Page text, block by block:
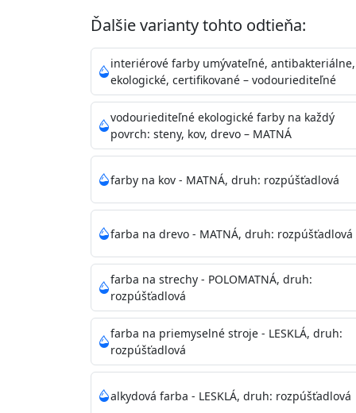
Je interiérová protiplesňová farba s iónmi
znižuje (o 99,9%) množstvo baktérií na
vysokými nárokmi na hygienickú
sály, potravinárske priestory, detské
vhodná aj do bežných priestorov.Je plne
zachovaní priedušnosti vodných pár z
vysokú výdatnosť a výborný rozliv. Je
Odtieň: Biela + je možné tónovať podľa RAL,
Informácie k aplikácií
Pred použitím farbu narieďte do 10%
vrstvu štetcom, valčekom alebo
4hod/23°C je možné aplikovať ďalšiu
teplotou sa doba schnutia predlžuje.
Neaplikujte pri teplote pod 5°C a nad
Ďalšie varianty tohto odtieňa:
interiérové farby umývateľné, antibakteriálne,
ekologické, certifikované – vodouriediteľné
vodouriediteľné ekologické farby na každý
povrch: steny, kov, drevo – MATNÁ
farby na kov - MATNÁ, druh: rozpúšťadlová
farba na drevo - MATNÁ, druh: rozpúšťadlová
farba na strechy - POLOMATNÁ, druh:
rozpúšťadlová
farba na priemyselné stroje - LESKLÁ, druh:
rozpúšťadlová
alkydová farba - LESKLÁ, druh: rozpúšťadlová